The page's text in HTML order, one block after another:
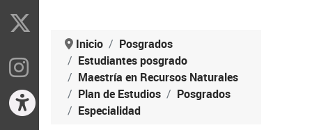
Inicio
Posgrados
Estudiantes posgrado
Maestría en Recursos Naturales
Plan de Estudios
Posgrados
Especialidad
Instragram